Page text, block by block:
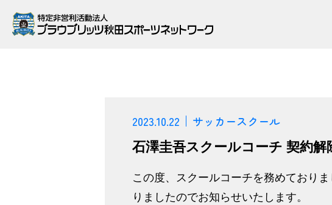
2023.10.22 サッカースクール
石澤圭吾スクールコーチ 契約解
この度、スクールコーチを務めており
りましたのでお知らせいたします。